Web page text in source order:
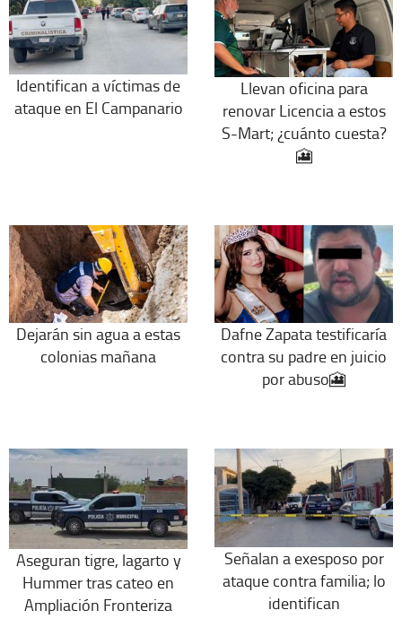
Identifican a víctimas de
ataque en El Campanario
Llevan oficina para
renovar Licencia a estos
S-Mart; ¿cuánto cuesta?
🎦
Dejarán sin agua a estas
colonias mañana
Dafne Zapata testificaría
contra su padre en juicio
por abuso🎦
Aseguran tigre, lagarto y
Hummer tras cateo en
Ampliación Fronteriza
Señalan a exesposo por
ataque contra familia; lo
identifican